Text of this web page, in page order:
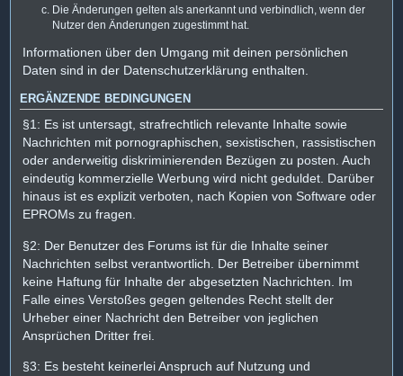
Die Änderungen gelten als anerkannt und verbindlich, wenn der
Nutzer den Änderungen zugestimmt hat.
Informationen über den Umgang mit deinen persönlichen
Daten sind in der Datenschutzerklärung enthalten.
ERGÄNZENDE BEDINGUNGEN
§1: Es ist untersagt, strafrechtlich relevante Inhalte sowie
Nachrichten mit pornographischen, sexistischen, rassistischen
oder anderweitig diskriminierenden Bezügen zu posten. Auch
eindeutig kommerzielle Werbung wird nicht geduldet. Darüber
hinaus ist es explizit verboten, nach Kopien von Software oder
EPROMs zu fragen.
§2: Der Benutzer des Forums ist für die Inhalte seiner
Nachrichten selbst verantwortlich. Der Betreiber übernimmt
keine Haftung für Inhalte der abgesetzten Nachrichten. Im
Falle eines Verstoßes gegen geltendes Recht stellt der
Urheber einer Nachricht den Betreiber von jeglichen
Ansprüchen Dritter frei.
§3: Es besteht keinerlei Anspruch auf Nutzung und